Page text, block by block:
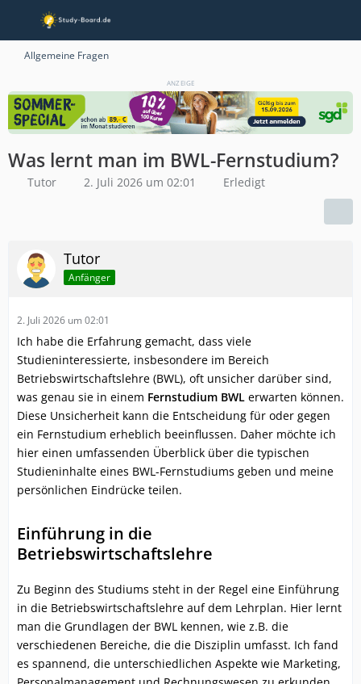
Allgemeine Fragen
ANZEIGE
Was lernt man im BWL-Fernstudium?
Tutor 2. Juli 2026 um 02:01 Erledigt
Tutor
Anfänger
2. Juli 2026 um 02:01
Ich habe die Erfahrung gemacht, dass viele
Studieninteressierte, insbesondere im Bereich
Betriebswirtschaftslehre (BWL), oft unsicher darüber sind,
was genau sie in einem Fernstudium BWL erwarten können.
Diese Unsicherheit kann die Entscheidung für oder gegen
ein Fernstudium erheblich beeinflussen. Daher möchte ich
hier einen umfassenden Überblick über die typischen
Studieninhalte eines BWL-Fernstudiums geben und meine
persönlichen Eindrücke teilen.
Einführung in die
Betriebswirtschaftslehre
Zu Beginn des Studiums steht in der Regel eine Einführung
in die Betriebswirtschaftslehre auf dem Lehrplan. Hier lernt
man die Grundlagen der BWL kennen, wie z.B. die
verschiedenen Bereiche, die die Disziplin umfasst. Ich fand
es spannend, die unterschiedlichen Aspekte wie Marketing,